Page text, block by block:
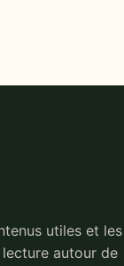
utiles et les
autour de